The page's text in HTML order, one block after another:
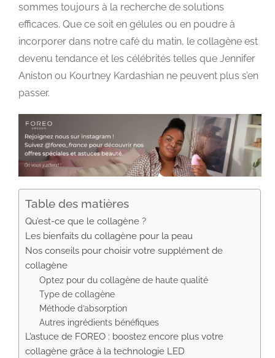
sommes toujours à la recherche de solutions
efficaces. Que ce soit en gélules ou en poudre à
incorporer dans notre café du matin, le collagène est
devenu tendance et les célébrités telles que Jennifer
Aniston ou Kourtney Kardashian ne peuvent plus s’en
passer.
Table des matières
Qu’est-ce que le collagène ?
Les bienfaits du collagène pour la peau
Nos conseils pour choisir votre supplément de
collagène
Optez pour du collagène de haute qualité
Type de collagène
Méthode d’absorption
Autres ingrédients bénéfiques
L’astuce de FOREO : boostez encore plus votre
collagène grâce à la technologie LED